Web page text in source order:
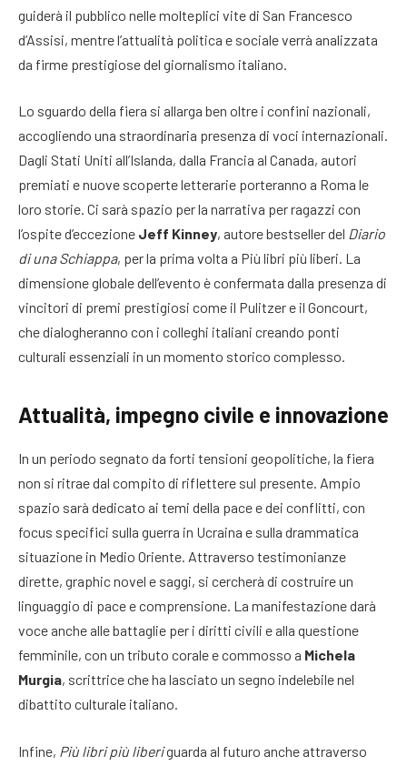
guiderà il pubblico nelle molteplici vite di San Francesco
d’Assisi, mentre l’attualità politica e sociale verrà analizzata
da firme prestigiose del giornalismo italiano.
Lo sguardo della fiera si allarga ben oltre i confini nazionali,
accogliendo una straordinaria presenza di voci internazionali.
Dagli Stati Uniti all’Islanda, dalla Francia al Canada, autori
premiati e nuove scoperte letterarie porteranno a Roma le
loro storie. Ci sarà spazio per la narrativa per ragazzi con
l’ospite d’eccezione Jeff Kinney, autore bestseller del Diario
di una Schiappa, per la prima volta a Più libri più liberi. La
dimensione globale dell’evento è confermata dalla presenza di
vincitori di premi prestigiosi come il Pulitzer e il Goncourt,
che dialogheranno con i colleghi italiani creando ponti
culturali essenziali in un momento storico complesso.
Attualità, impegno civile e innovazione
In un periodo segnato da forti tensioni geopolitiche, la fiera
non si ritrae dal compito di riflettere sul presente. Ampio
spazio sarà dedicato ai temi della pace e dei conflitti, con
focus specifici sulla guerra in Ucraina e sulla drammatica
situazione in Medio Oriente. Attraverso testimonianze
dirette, graphic novel e saggi, si cercherà di costruire un
linguaggio di pace e comprensione. La manifestazione darà
voce anche alle battaglie per i diritti civili e alla questione
femminile, con un tributo corale e commosso a Michela
Murgia, scrittrice che ha lasciato un segno indelebile nel
dibattito culturale italiano.
Infine, Più libri più liberiguarda al futuro anche attraverso